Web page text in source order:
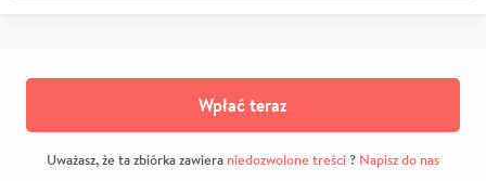
Wpłać teraz
Uważasz, że ta zbiórka zawiera niedozwolone treści? Napisz do nas